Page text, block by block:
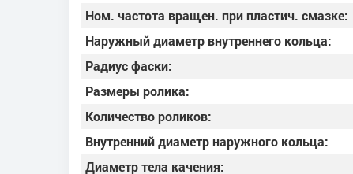
Ном. частота вращен. при пластич. смазке:
Наружный диаметр внутреннего кольца:
Радиус фаски:
Размеры ролика:
Количество роликов:
Внутренний диаметр наружного кольца:
Диаметр тела качения: